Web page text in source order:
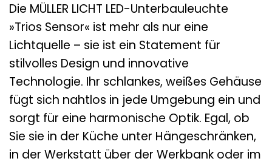
Die MÜLLER LICHT LED-Unterbauleuchte
»Trios Sensor« ist mehr als nur eine
Lichtquelle – sie ist ein Statement für
stilvolles Design und innovative
Technologie. Ihr schlankes, weißes Gehäuse
fügt sich nahtlos in jede Umgebung ein und
sorgt für eine harmonische Optik. Egal, ob
Sie sie in der Küche unter Hängeschränken,
in der Werkstatt über der Werkbank oder im